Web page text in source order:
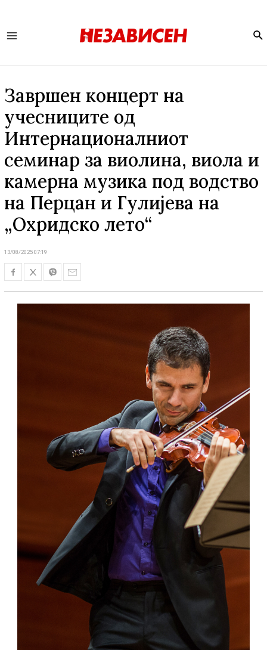
Завршен концерт на
учесниците од
Интернационалниот
семинар за виолина, виола и
камерна музика под водство
на Перцан и Гулијева на
„Охридско лето“
13/08/2025 07:19